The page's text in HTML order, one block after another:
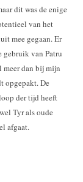
dit was de enige
van het
mee gegaan. Er
gebruik van Patru
dan bij mijn
opgepakt. De
der tijd heeft
Tyr als oude
afgaat.